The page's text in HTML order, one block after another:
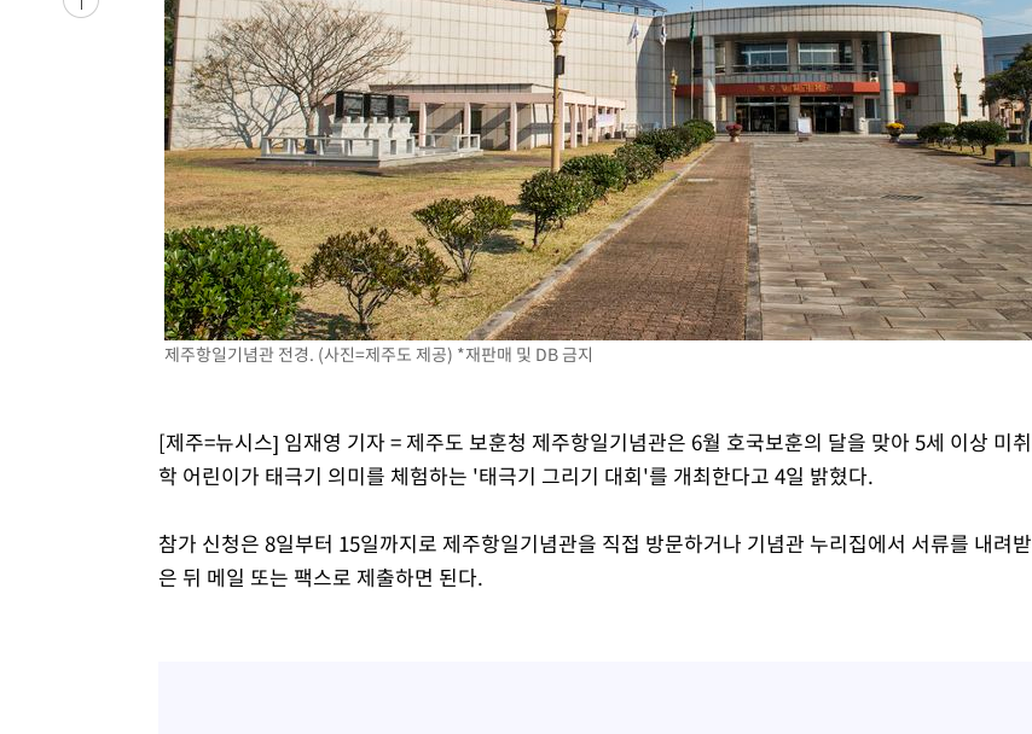
-26676초 전 >
[속보]합참 "북, 동해상으로 미상 발사체 발사"
'낮 최고 39도' 불볕더위…한밤 열대야도 계속[내일날씨]
[속보]7~9일 프로야구 3연전도 폭염 취소…11일 재개
"韓 외환시장 개입 관측 배경엔 美의 대한국 무역적자 있어"
'월드컵 탈락 후폭풍' 축구협회…초유의 압수수색에 '충격·당황'
서울 낮 37.9도, 올여름 최고치 경신…영등포 순간 '40도'
[속보]종합특검, 대검 추가 압수수색…내란 중요임무종사 혐의
[속보]코스닥, 800p 회복…0.26% 오른 801.67 마감
[속보]코스피, 301.88포인트(4.58%) 내린 6296.38 마감
[속보]원·달러 환율, 0.7원 내린 1423.8원 마감
"여기 떨어졌다"…다누리, 스페이스X 로켓 달 충돌 흔적 포착
내일까지 39도 '펄펄'…기상청 "태풍 지나며 폭염 잠시 꺾인다"
트럼프, 한국계 진보 주지사 후보 맹공…"공산주의가 최대 위협"
"美간섭에 합의 지연"…트럼프, '이란 호르무즈 통제권' 수용할까
[속보]산업장관 "李정부, 원전 반대 안해…안정 전력 위해 불가피"
[속보]경찰, '홍명보 선임 논란' 대한축구협회·축구회관 등 압수수색
제주항일기념관 전경. (사진=제주도 제공) *재판매 및 DB 금지
[제주=뉴시스] 임재영 기자 = 제주도 보훈청 제주항일기념관은 6월 호국보훈의 달을 맞아 5세 이상 미취
학 어린이가 태극기 의미를 체험하는 '태극기 그리기 대회'를 개최한다고 4일 밝혔다.
참가 신청은 8일부터 15일까지로 제주항일기념관을 직접 방문하거나 기념관 누리집에서 서류를 내려받
은 뒤 메일 또는 팩스로 제출하면 된다.